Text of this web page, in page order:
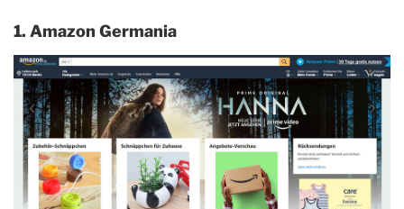
1. Amazon Germania